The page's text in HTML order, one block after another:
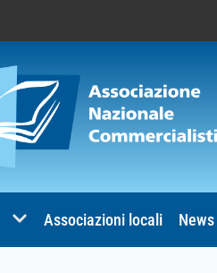
Associazioni locali News